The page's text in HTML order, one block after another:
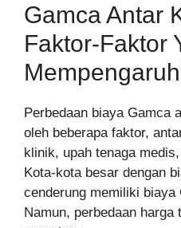
Gamca Antar
Faktor-Faktor
Perbedaan biaya Gamca
oleh beberapa faktor,
klinik, upah tenaga
Kota-kota besar dengan
cenderung memiliki biaya
Namun, perbedaan